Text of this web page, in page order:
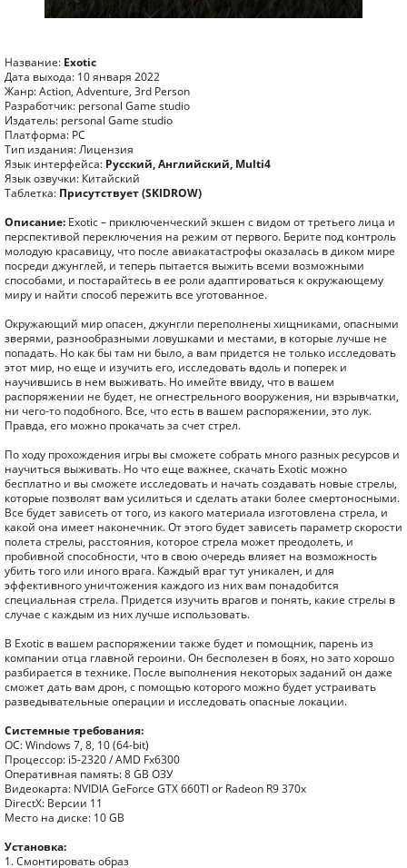
Название: Exotic
Дата выхода: 10 января 2022
Жанр: Action, Adventure, 3rd Person
Разработчик: personal Game studio
Издатель: personal Game studio
Платформа: PC
Тип издания: Лицензия
Язык интерфейса: Русский, Английский, Multi4
Язык озвучки: Китайский
Таблетка: Присутствует (SKIDROW)
Описание: Exotic – приключенческий экшен с видом от третьего лица и
перспективой переключения на режим от первого. Берите под контроль
молодую красавицу, что после авиакатастрофы оказалась в диком мире
посреди джунглей, и теперь пытается выжить всеми возможными
способами, и постарайтесь в ее роли адаптироваться к окружающему
миру и найти способ пережить все уготованное.
Окружающий мир опасен, джунгли переполнены хищниками, опасными
зверями, разнообразными ловушками и местами, в которые лучше не
попадать. Но как бы там ни было, а вам придется не только исследовать
этот мир, но еще и изучить его, исследовать вдоль и поперек и
научившись в нем выживать. Но имейте ввиду, что в вашем
распоряжении не будет, не огнестрельного вооружения, ни взрывчатки,
ни чего-то подобного. Все, что есть в вашем распоряжении, это лук.
Правда, его можно прокачать за счет стрел.
По ходу прохождения игры вы сможете собрать много разных ресурсов и
научиться выживать. Но что еще важнее, скачать Exotic можно
бесплатно и вы сможете исследовать и начать создавать новые стрелы,
которые позволят вам усилиться и сделать атаки более смертоносными.
Все будет зависеть от того, из какого материала изготовлена стрела, и
какой она имеет наконечник. От этого будет зависеть параметр скорости
полета стрелы, расстояния, которое стрела может преодолеть, и
пробивной способности, что в свою очередь влияет на возможность
убить того или иного врага. Каждый враг тут уникален, и для
эффективного уничтожения каждого из них вам понадобится
специальная стрела. Придется изучить врагов и понять, какие стрелы в
случае с каждым из них лучше использовать.
В Exotic в вашем распоряжении также будет и помощник, парень из
компании отца главной героини. Он бесполезен в боях, но зато хорошо
разбирается в технике. После выполнения некоторых заданий он даже
сможет дать вам дрон, с помощью которого можно будет устраивать
разведывательные операции и исследовать опасные локации.
Системные требования:
ОС: Windows 7, 8, 10 (64-bit)
Процессор: i5-2320 / AMD Fx6300
Оперативная память: 8 GB ОЗУ
Видеокарта: NVIDIA GeForce GTX 660TI or Radeon R9 370x
DirectX: Версии 11
Место на диске: 10 GB
Установка:
1. Смонтировать образ